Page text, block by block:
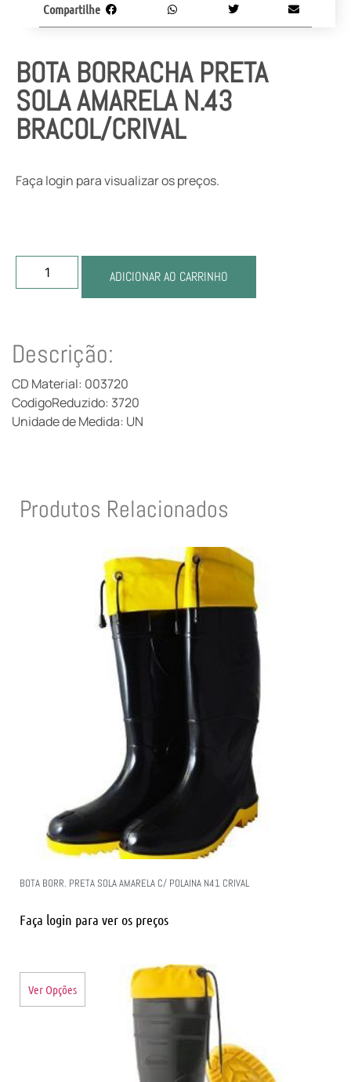
BOTA BORRACHA PRETA
SOLA AMARELA N.43
BRACOL/CRIVAL
Faça login para visualizar os preços.
ADICIONAR AO CARRINHO
Compartilhe
Descrição:
CD Material: 003720
CodigoReduzido: 3720
Unidade de Medida: UN
Produtos Relacionados
BOTA BORR. PRETA SOLA AMARELA C/ POLAINA N41 CRIVAL
Faça login para ver os preços
Ver Opções